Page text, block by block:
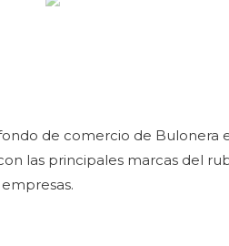
de comercio de Bulonera
las principales marcas del